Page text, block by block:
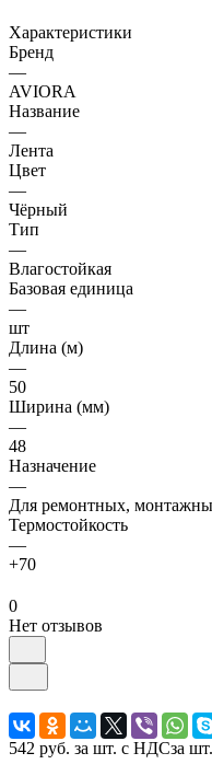
Характеристики
Бренд
—
AVIORA
Название
—
Лента
Цвет
—
Чёрный
Тип
—
Влагостойкая
Базовая единица
—
шт
Длина (м)
—
50
Ширина (мм)
—
48
Назначение
—
Для ремонтных,
Термостойкость
—
+70
0
Нет отзывов
542 руб. за шт. с НДСза шт.